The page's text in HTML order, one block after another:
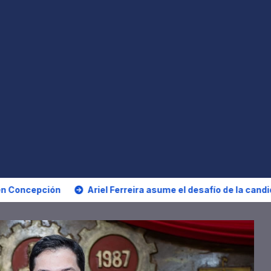
asume el desafío de la candidatura a concejal tras la